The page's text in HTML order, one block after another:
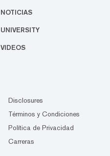
NOTICIAS
UNIVERSITY
VIDEOS
Disclosures
Términos y Condiciones
Política de Privacidad
Carreras